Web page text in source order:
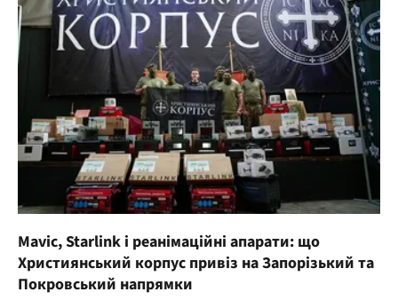
Mavic, Starlink і реанімаційні апарати: що
Християнський корпус привіз на Запорізький та
Покровський напрямки